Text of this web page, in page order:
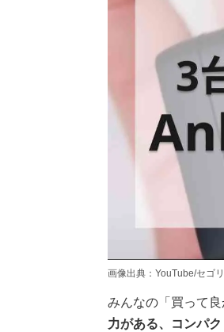
画像出典：YouTube/セゴ
みんなの「買って
力がある、コンパ